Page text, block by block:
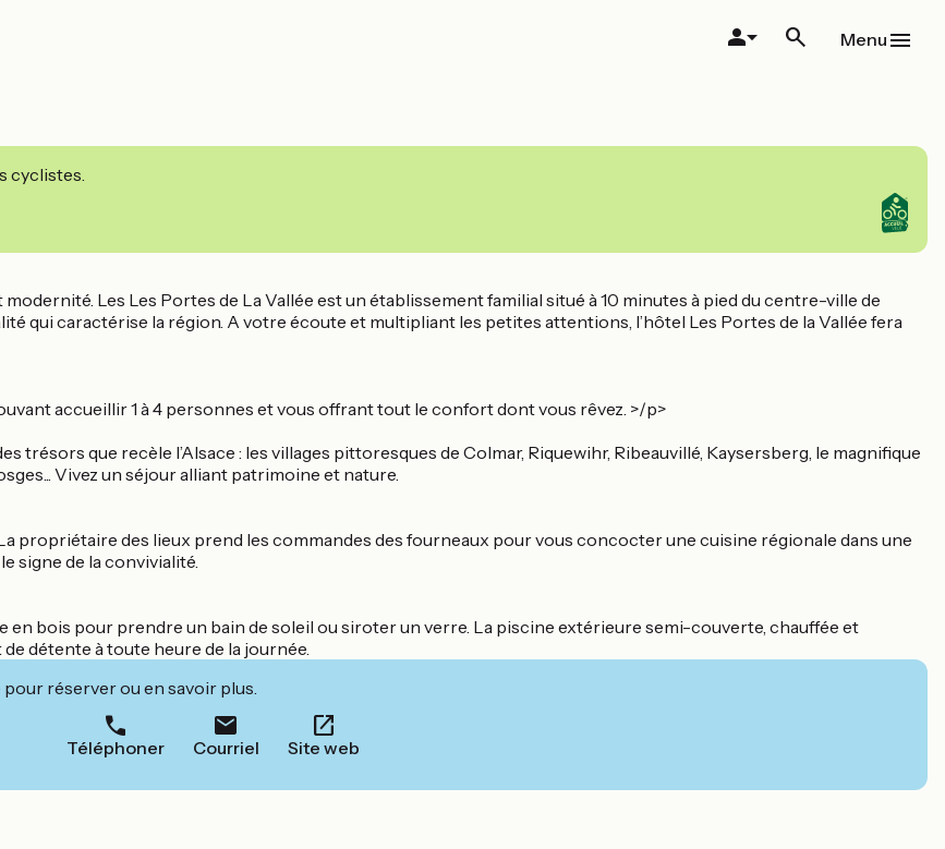
Menu
cyclistes.
Les Les Portes de La Vallée est un établissement familial situé à 10 minutes à pied du centre-ville de
qui caractérise la région. A votre écoute et multipliant les petites attentions, l’hôtel Les Portes de la Vallée fera
accueillir 1 à 4 personnes et vous offrant tout le confort dont vous rêvez. >/p>
trésors que recèle l’Alsace : les villages pittoresques de Colmar, Riquewihr, Ribeauvillé, Kaysersberg, le magnifique
Vivez un séjour alliant patrimoine et nature.
propriétaire des lieux prend les commandes des fourneaux pour vous concocter une cuisine régionale dans une
signe de la convivialité.
en bois pour prendre un bain de soleil ou siroter un verre. La piscine extérieure semi-couverte, chauffée et
détente à toute heure de la journée.
réserver ou en savoir plus.
Téléphoner Courriel Site web